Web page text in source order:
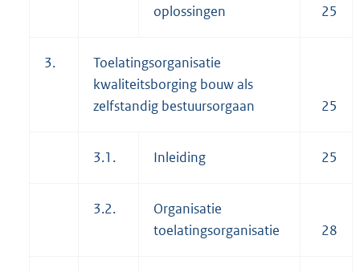
oplossingen
25
3.
Toelatingsorganisatie
kwaliteitsborging bouw als
zelfstandig bestuursorgaan
25
3.1. Inleiding 25
3.2.
Organisatie
toelatingsorganisatie
28